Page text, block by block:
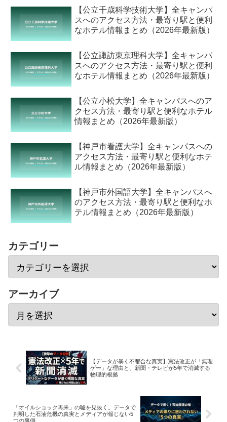
【公立千歳科学技術大学】全キャンパ
スへのアクセス方法・最寄り駅と便利
なホテル情報まとめ（2026年最新版）
【公立諏訪東京理科大学】全キャンパ
スへのアクセス方法・最寄り駅と便利
なホテル情報まとめ（2026年最新版）
【公立小松大学】全キャンパスへのア
クセス方法・最寄り駅と便利なホテル
情報まとめ（2026年最新版）
【神戸市看護大学】全キャンパスへの
アクセス方法・最寄り駅と便利なホテ
ル情報まとめ（2026年最新版）
【神戸市外国語大学】全キャンパスへ
のアクセス方法・最寄り駅と便利なホ
テル情報まとめ（2026年最新版）
カテゴリー
アーカイブ
【データが暴く不都合な真実】憲法改正が「無理
ゲー」な理由と、新聞・テレビが5年で消滅する
物理的根拠
「オイルショック再来」の嘘を見抜く。データで
判明した石油危機の真実とメディアが報じない5
つの裏側